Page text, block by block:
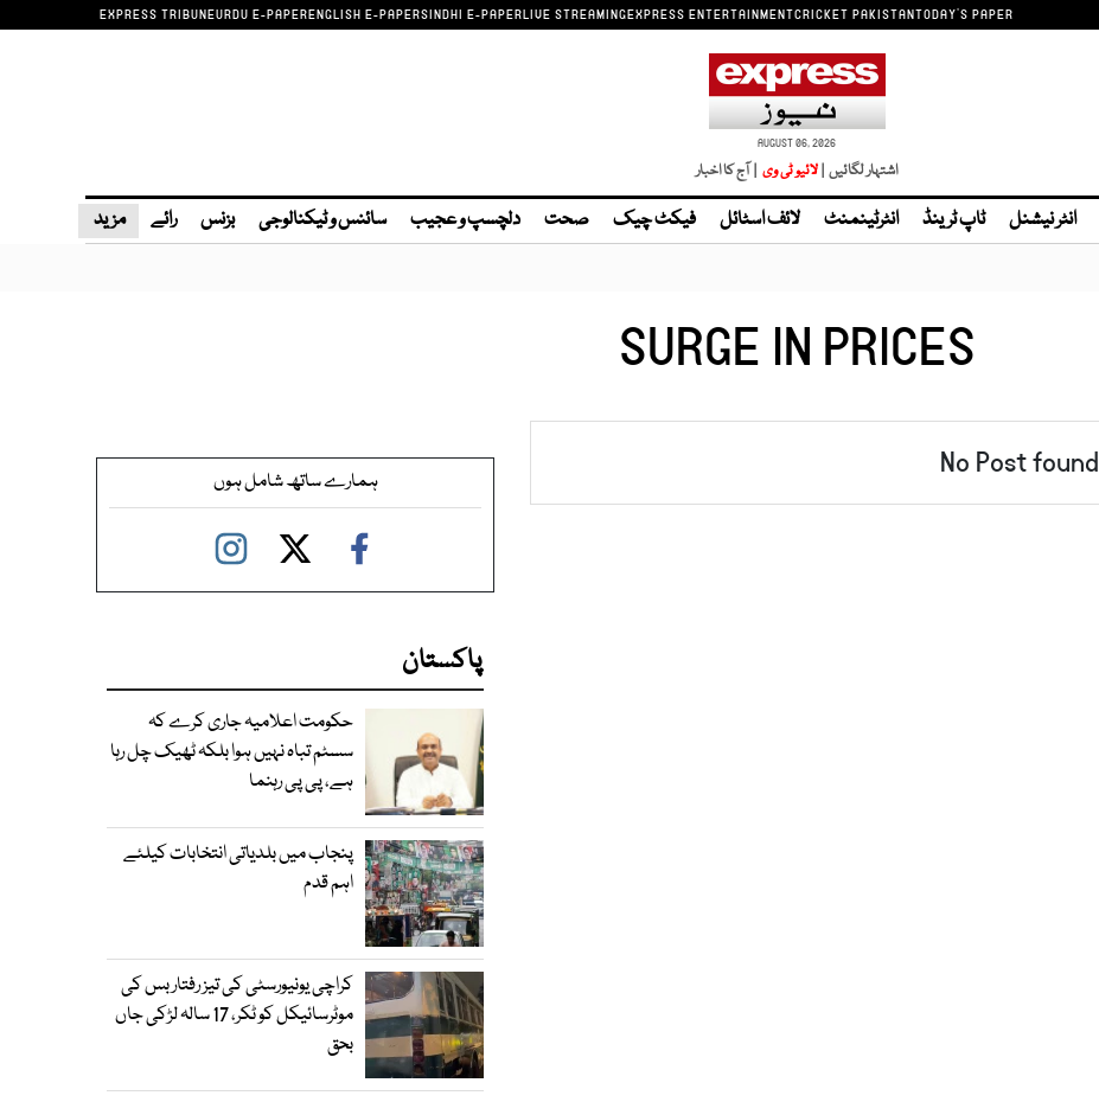
EXPRESS TRIBUNEURDU E-PAPERENGLISH E-PAPERSINDHI E-PAPERLIVE STREAMINGEXPRESS ENTERTAINMENTCRICKET PAKISTANTODAY'S PAPER
AUGUST 06, 2026
اشتہار لگائیں | | آج کا اخبار
انٹر نیشنل ٹاپ ٹرینڈ انٹرٹینمنٹ لائف اسٹائل فیکٹ چیک صحت دلچسپ و عجیب سائنس و ٹیکنالوجی بزنس رائے مزید
SURGE IN PRICES
No Post found ہمارے ساتھ شامل ہوں
پاکستان
حکومت اعلامیہ جاری کرے کہ
سسٹم تباہ نہیں ہوا بلکہ ٹھیک چل رہا
ہے، پی پی رہنما
پنجاب میں بلدیاتی انتخابات کیلئے
اہم قدم
کراچی یونیورسٹی کی تیز رفتار بس کی
موٹرسائیکل کو ٹکر، 17 سالہ لڑکی جاں
بحق